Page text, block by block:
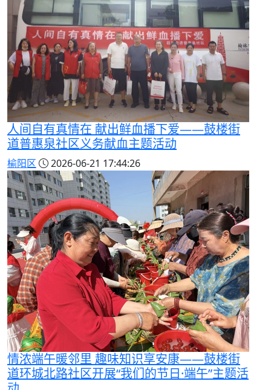
人间自有真情在 献出鲜血播下爱——鼓楼街
道普惠泉社区义务献血主题活动
榆阳区 2026-06-21 17:44:26
情浓端午暖邻里 趣味知识享安康——鼓楼街
道环城北路社区开展“我们的节日·端午”主题活